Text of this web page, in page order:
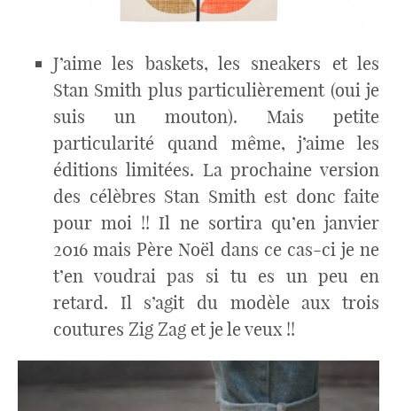
J’aime les baskets, les sneakers et les
Stan Smith plus particulièrement (oui je
suis un mouton). Mais petite
particularité quand même, j’aime les
éditions limitées. La prochaine version
des célèbres Stan Smith est donc faite
pour moi !! Il ne sortira qu’en janvier
2016 mais Père Noël dans ce cas-ci je ne
t’en voudrai pas si tu es un peu en
retard. Il s’agit du modèle aux trois
coutures Zig Zag et je le veux !!